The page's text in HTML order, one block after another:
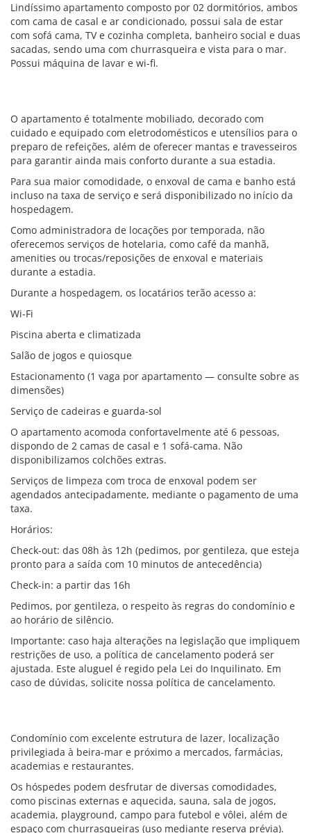
Lindíssimo apartamento composto por 02 dormitórios, ambos
com cama de casal e ar condicionado, possui sala de estar
com sofá cama, TV e cozinha completa, banheiro social e duas
sacadas, sendo uma com churrasqueira e vista para o mar.
Possui máquina de lavar e wi-fi.
O apartamento é totalmente mobiliado, decorado com
cuidado e equipado com eletrodomésticos e utensílios para o
preparo de refeições, além de oferecer mantas e travesseiros
para garantir ainda mais conforto durante a sua estadia.
Para sua maior comodidade, o enxoval de cama e banho está
incluso na taxa de serviço e será disponibilizado no início da
hospedagem.
Como administradora de locações por temporada, não
oferecemos serviços de hotelaria, como café da manhã,
amenities ou trocas/reposições de enxoval e materiais
durante a estadia.
Durante a hospedagem, os locatários terão acesso a:
Wi-Fi
Piscina aberta e climatizada
Salão de jogos e quiosque
Estacionamento (1 vaga por apartamento — consulte sobre as
dimensões)
Serviço de cadeiras e guarda-sol
O apartamento acomoda confortavelmente até 6 pessoas,
dispondo de 2 camas de casal e 1 sofá-cama. Não
disponibilizamos colchões extras.
Serviços de limpeza com troca de enxoval podem ser
agendados antecipadamente, mediante o pagamento de uma
taxa.
Horários:
Check-out: das 08h às 12h (pedimos, por gentileza, que esteja
pronto para a saída com 10 minutos de antecedência)
Check-in: a partir das 16h
Pedimos, por gentileza, o respeito às regras do condomínio e
ao horário de silêncio.
Importante: caso haja alterações na legislação que impliquem
restrições de uso, a política de cancelamento poderá ser
ajustada. Este aluguel é regido pela Lei do Inquilinato. Em
caso de dúvidas, solicite nossa política de cancelamento.
Condomínio com excelente estrutura de lazer, localização
privilegiada à beira-mar e próximo a mercados, farmácias,
academias e restaurantes.
Os hóspedes podem desfrutar de diversas comodidades,
como piscinas externas e aquecida, sauna, sala de jogos,
academia, playground, campo para futebol e vôlei, além de
espaço com churrasqueiras (uso mediante reserva prévia).